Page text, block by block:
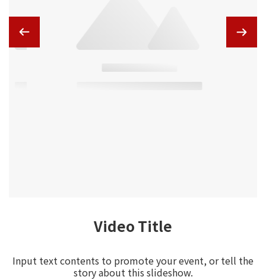
Video Title
Input text contents to promote your event, or tell the
story about this slideshow.